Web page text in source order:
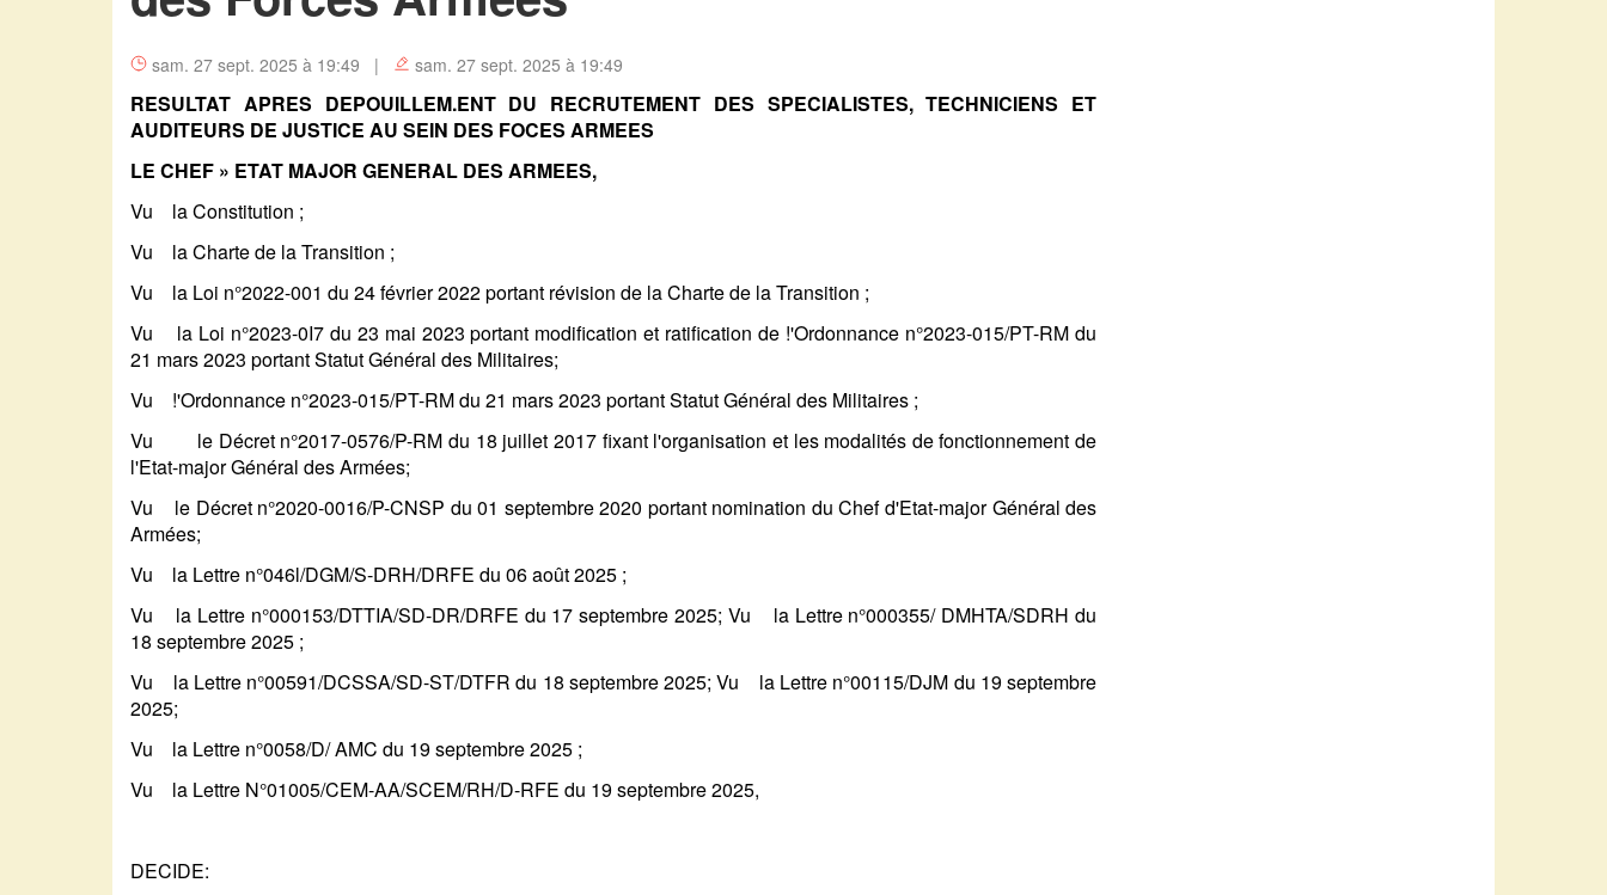
sam. 27 sept. 2025 à 19:49 | sam. 27 sept. 2025 à 19:49
RESULTAT APRES DEPOUILLEM.ENT DU RECRUTEMENT DES SPECIALISTES, TECHNICIENS ET
AUDITEURS DE JUSTICE AU SEIN DES FOCES ARMEES
LE CHEF » ETAT MAJOR GENERAL DES ARMEES,
Vu la Constitution ;
Vu la Charte de la Transition ;
Vu la Loi n°2022-001 du 24 février 2022 portant révision de la Charte de la Transition ;
Vu la Loi n°2023-0I7 du 23 mai 2023 portant modification et ratification de !'Ordonnance n°2023-015/PT-RM du
21 mars 2023 portant Statut Général des Militaires;
Vu !'Ordonnance n°2023-015/PT-RM du 21 mars 2023 portant Statut Général des Militaires ;
Vu le Décret n°2017-0576/P-RM du 18 juillet 2017 fixant l'organisation et les modalités de fonctionnement de
l'Etat-major Général des Armées;
Vu le Décret n°2020-0016/P-CNSP du 01 septembre 2020 portant nomination du Chef d'Etat-major Général des
Armées;
Vu la Lettre n°046l/DGM/S-DRH/DRFE du 06 août 2025 ;
Vu la Lettre n°000153/DTTIA/SD-DR/DRFE du 17 septembre 2025; Vu la Lettre n°000355/ DMHTA/SDRH du
18 septembre 2025 ;
Vu la Lettre n°00591/DCSSA/SD-ST/DTFR du 18 septembre 2025; Vu la Lettre n°00115/DJM du 19 septembre
2025;
Vu la Lettre n°0058/D/ AMC du 19 septembre 2025 ;
Vu la Lettre N°01005/CEM-AA/SCEM/RH/D-RFE du 19 septembre 2025,
DECIDE: